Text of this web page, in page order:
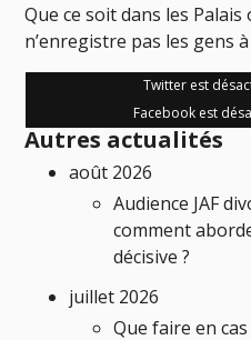
Que ce soit dans les Palais
n’enregistre pas les gens
Twitter est
Facebook est
Autres actualités
août 2026
Audience JAF
comment
décisive ?
juillet 2026
Que faire en